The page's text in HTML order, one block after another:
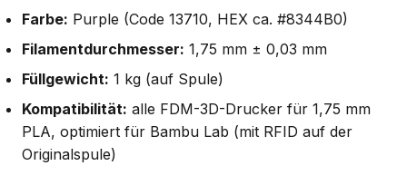
Farbe: Purple (Code 13710, HEX ca. #8344B0)
Filamentdurchmesser: 1,75 mm ± 0,03 mm
Füllgewicht: 1 kg (auf Spule)
Kompatibilität: alle FDM-3D-Drucker für 1,75 mm
PLA, optimiert für Bambu Lab (mit RFID auf der
Originalspule)